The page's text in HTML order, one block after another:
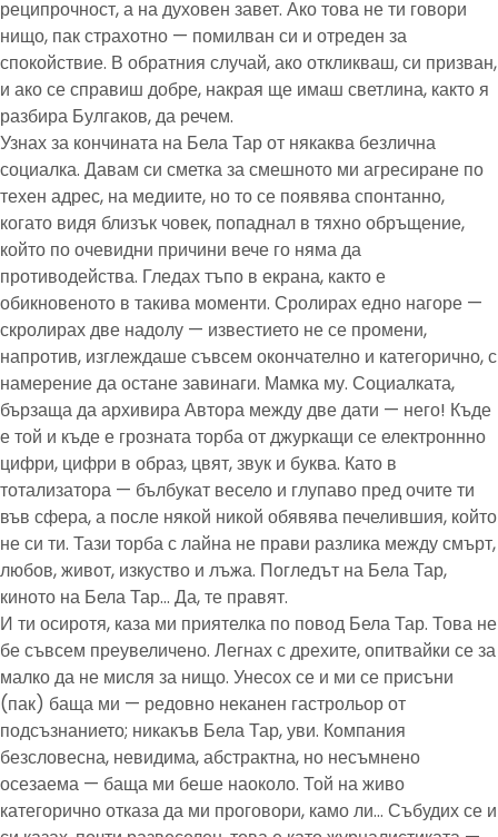
реципрочност, а на духовен завет. Ако това не ти говори
нищо, пак страхотно — помилван си и отреден за
спокойствие. В обратния случай, ако откликваш, си призван,
и ако се справиш добре, накрая ще имаш светлина, както я
разбира Булгаков, да речем.
Узнах за кончината на Бела Тар от някаква безлична
социалка. Давам си сметка за смешното ми агресиране по
техен адрес, на медиите, но то се появява спонтанно,
когато видя близък човек, попаднал в тяхно обръщение,
който по очевидни причини вече го няма да
противодейства. Гледах тъпо в екрана, както е
обикновеното в такива моменти. Сролирах едно нагоре —
скролирах две надолу — известието не се промени,
напротив, изглеждаше съвсем окончателно и категорично, с
намерение да остане завинаги. Мамка му. Социалката,
бързаща да архивира Автора между две дати — него! Къде
е той и къде е грозната торба от джуркащи се електроннно
цифри, цифри в образ, цвят, звук и буква. Като в
тотализатора — бълбукат весело и глупаво пред очите ти
във сфера, а после някой никой обявява печелившия, който
не си ти. Тази торба с лайна не прави разлика между смърт,
любов, живот, изкуство и лъжа. Погледът на Бела Тар,
киното на Бела Тар… Да, те правят.
И ти осиротя, каза ми приятелка по повод Бела Тар. Това не
бе съвсем преувеличено. Легнах с дрехите, опитвайки се за
малко да не мисля за нищо. Унесох се и ми се присъни
(пак) баща ми — редовно неканен гастрольор от
подсъзнанието; никакъв Бела Тар, уви. Компания
безсловесна, невидима, абстрактна, но несъмнено
осезаема — баща ми беше наоколо. Той на живо
категорично отказа да ми проговори, камо ли… Събудих се и